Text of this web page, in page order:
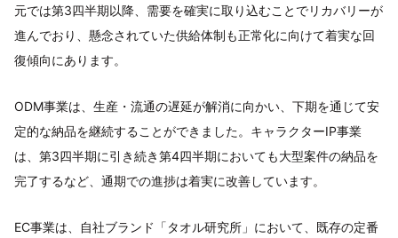
元では第3四半期以降、需要を確実に取り込むことでリカバリーが
進んでおり、懸念されていた供給体制も正常化に向けて着実な回
復傾向にあります。
ODM事業は、生産・流通の遅延が解消に向かい、下期を通じて安
定的な納品を継続することができました。キャラクターIP事業
は、第3四半期に引き続き第4四半期においても大型案件の納品を
完了するなど、通期での進捗は着実に改善しています。
EC事業は、自社ブランド「タオル研究所」において、既存の定番